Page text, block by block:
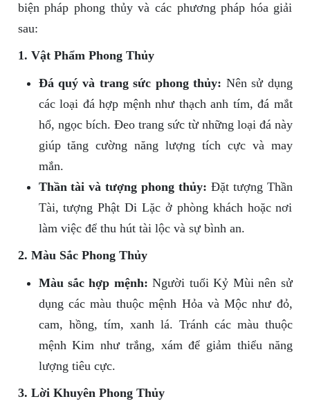
biện pháp phong thủy và các phương pháp hóa giải
sau:
1. Vật Phẩm Phong Thủy
Đá quý và trang sức phong thủy: Nên sử dụng
các loại đá hợp mệnh như thạch anh tím, đá mắt
hổ, ngọc bích. Đeo trang sức từ những loại đá này
giúp tăng cường năng lượng tích cực và may
mắn.
Thần tài và tượng phong thủy: Đặt tượng Thần
Tài, tượng Phật Di Lặc ở phòng khách hoặc nơi
làm việc để thu hút tài lộc và sự bình an.
2. Màu Sắc Phong Thủy
Màu sắc hợp mệnh: Người tuổi Kỷ Mùi nên sử
dụng các màu thuộc mệnh Hỏa và Mộc như đỏ,
cam, hồng, tím, xanh lá. Tránh các màu thuộc
mệnh Kim như trắng, xám để giảm thiểu năng
lượng tiêu cực.
3. Lời Khuyên Phong Thủy